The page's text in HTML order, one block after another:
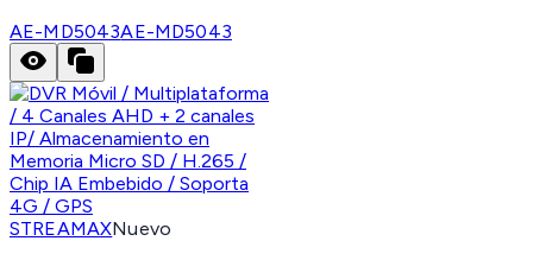
AE-MD5043AE-MD5043
STREAMAXNuevo